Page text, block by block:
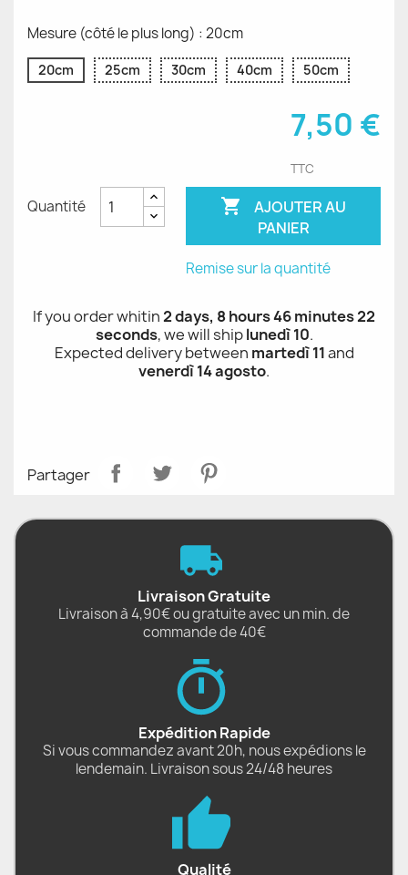
Mesure (côté le plus long) : 20cm
20cm 25cm 30cm 40cm 50cm
7,50 €
TTC
Quantité 
AJOUTER AU
PANIER
Remise sur la quantité
If you order whitin2 days, 8 hours 46 minutes 22
seconds, we will shiplunedì 10.
Expected delivery between martedì 11and
venerdì 14 agosto.
Partager
Livraison Gratuite
Livraison à 4,90€ ou gratuite avec un min. de
commande de 40€
Expédition Rapide
Si vous commandez avant 20h, nous expédions le
lendemain. Livraison sous 24/48 heures
Qualité